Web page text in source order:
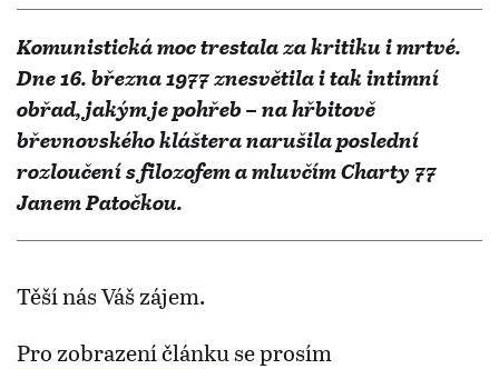
Komunistická moc trestala za kritiku i mrtvé.
Dne 16. března 1977 znesvětila i tak intimní
obřad, jakým je pohřeb – na hřbitově
břevnovského kláštera narušila poslední
rozloučení s filozofem a mluvčím Charty 77
Janem Patočkou.
Těší nás Váš zájem.
Pro zobrazení článku se prosím